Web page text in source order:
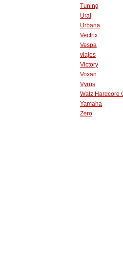
Tuning
Ural
Urbana
Vectrix
Vespa
viajes
Victory
Voxan
Vyrus
Walz Hardcore
Yamaha
Zero